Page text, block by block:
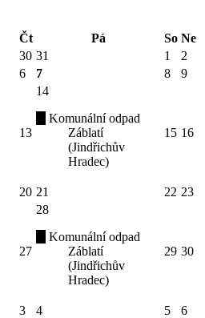
Čt Pá So Ne
30 31 1
2
6 7 8 9
13
14
Komunální odpad
Záblatí
(Jindřichův
Hradec)
15 16
20 21 22 23
27
28
Komunální odpad
Záblatí
(Jindřichův
Hradec)
29 30
3 4 5
6